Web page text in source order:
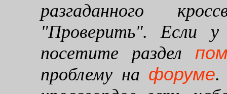
разгаданного
"Проверить". Если
посетите раздел
проблему на форуме.